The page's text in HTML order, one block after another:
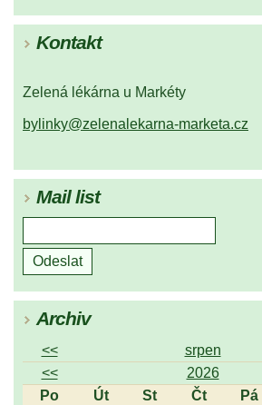
Kontakt
Zelená lékárna u Markéty
bylinky@zelenalekarna-marketa.cz
Mail list
Archiv
<< srpen
<<
2026
Po
Út St Čt Pá